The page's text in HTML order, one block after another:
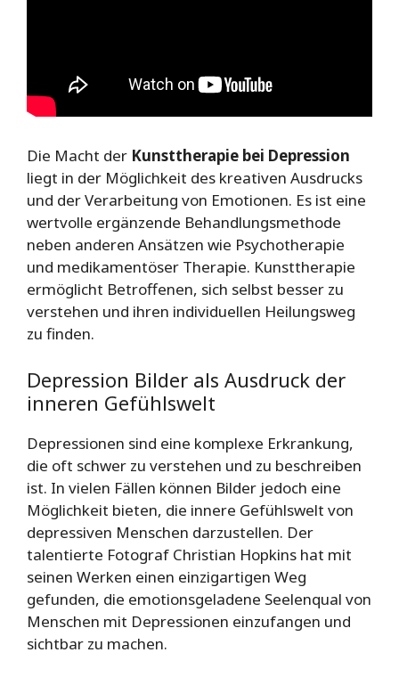
Die Macht der Kunsttherapie bei Depression
liegt in der Möglichkeit des kreativen Ausdrucks
und der Verarbeitung von Emotionen. Es ist eine
wertvolle ergänzende Behandlungsmethode
neben anderen Ansätzen wie Psychotherapie
und medikamentöser Therapie. Kunsttherapie
ermöglicht Betroffenen, sich selbst besser zu
verstehen und ihren individuellen Heilungsweg
zu finden.
Depression Bilder als Ausdruck der
inneren Gefühlswelt
Depressionen sind eine komplexe Erkrankung,
die oft schwer zu verstehen und zu beschreiben
ist. In vielen Fällen können Bilder jedoch eine
Möglichkeit bieten, die innere Gefühlswelt von
depressiven Menschen darzustellen. Der
talentierte Fotograf Christian Hopkins hat mit
seinen Werken einen einzigartigen Weg
gefunden, die emotionsgeladene Seelenqual von
Menschen mit Depressionen einzufangen und
sichtbar zu machen.